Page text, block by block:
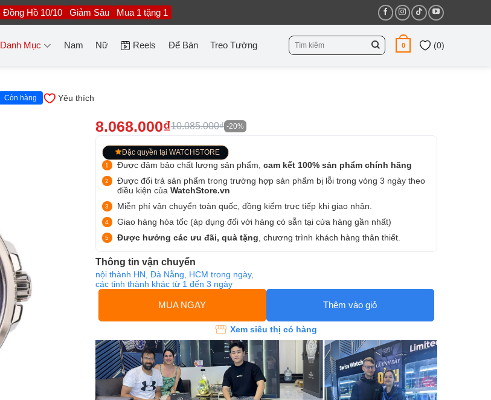
Đồng Hồ 10/10 Giảm Sâu Mua 1 tặng 1
Danh Mục Nam Nữ Reels Để Bàn Treo Tường
Tìm
kiếm:
0 (0)
Còn hàng Yêu thích
8.068.000₫10.085.000₫ -20%
Đặc quyền tại WATCHSTORE
Được đảm bảo chất lượng sản phẩm, cam kết 100% sản phẩm chính hãng
Được đổi trả sản phẩm trong trường hợp sản phẩm bị lỗi trong vòng 3 ngày theo
điều kiện của WatchStore.vn
Miễn phí vận chuyển toàn quốc, đồng kiểm trực tiếp khi giao nhận.
Giao hàng hỏa tốc (áp dụng đối với hàng có sẵn tại cửa hàng gần nhất)
Được hưởng các ưu đãi, quà tặng , chương trình khách hàng thân thiết.
Thông tin vận chuyển
nội thành HN, Đà Nẵng, HCM trong ngày,
các tỉnh thành khác từ 1 đến 3 ngày
MUA NGAY Thêm vào giỏ
Xem siêu thị có hàng